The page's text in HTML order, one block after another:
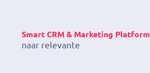
Smart CRM & Marketing Platform
naar relevante K